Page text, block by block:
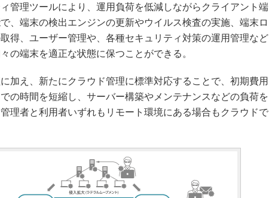
管理ツールにより、運用負荷を低減しながらクライアント端
、端末の検出エンジンの更新やウイルス検査の実施、端末ロ
得、ユーザー管理や、各種セキュリティ対策の運用管理など
の端末を適正な状態に保つことができる。
加え、新たにクラウド管理に標準対応することで、初期費用
の時間を短縮し、サーバー構築やメンテナンスなどの負荷を
理者と利用者いずれもリモート環境にある場合もクラウドで